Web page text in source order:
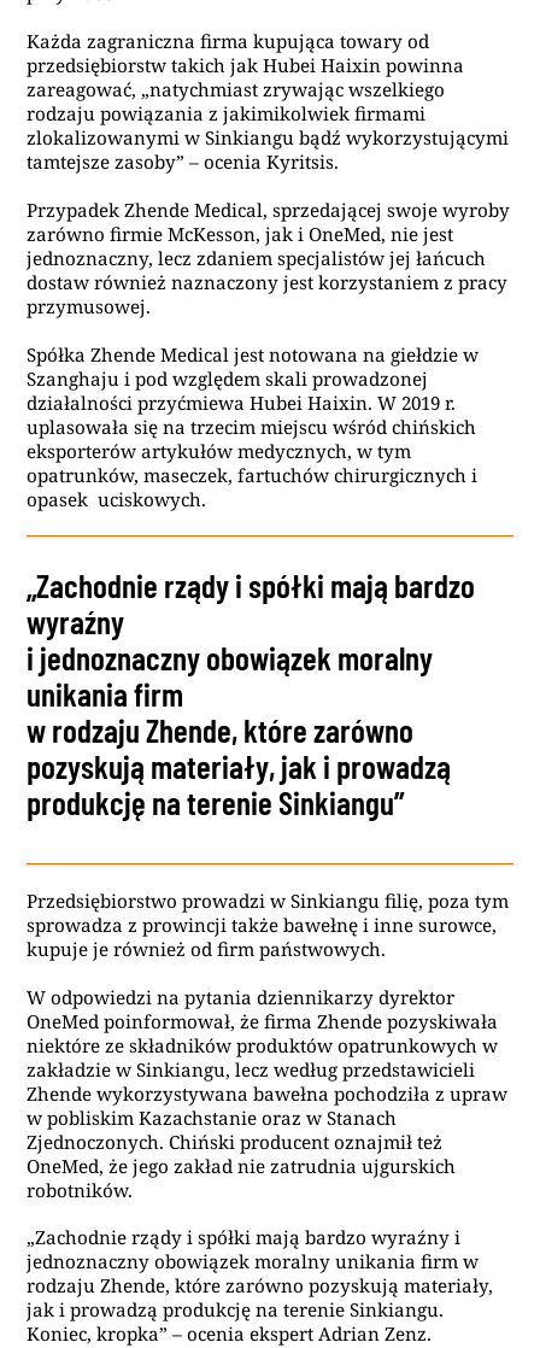
Każda zagraniczna firma kupująca towary od
przedsiębiorstw takich jak Hubei Haixin powinna
zareagować, „natychmiast zrywając wszelkiego
rodzaju powiązania z jakimikolwiek firmami
zlokalizowanymi w Sinkiangu bądź wykorzystującymi
tamtejsze zasoby” – ocenia Kyritsis.
Przypadek Zhende Medical, sprzedającej swoje wyroby
zarówno firmie McKesson, jak i OneMed, nie jest
jednoznaczny, lecz zdaniem specjalistów jej łańcuch
dostaw również naznaczony jest korzystaniem z pracy
przymusowej.
Spółka Zhende Medical jest notowana na giełdzie w
Szanghaju i pod względem skali prowadzonej
działalności przyćmiewa Hubei Haixin. W 2019 r.
uplasowała się na trzecim miejscu wśród chińskich
eksporterów artykułów medycznych, w tym
opatrunków, maseczek, fartuchów chirurgicznych i
opasek uciskowych.
„Zachodnie rządy i spółki mają bardzo
wyraźny
i jednoznaczny obowiązek moralny
unikania firm
w rodzaju Zhende, które zarówno
pozyskują materiały, jak i prowadzą
produkcję na terenie Sinkiangu”
Przedsiębiorstwo prowadzi w Sinkiangu filię, poza tym
sprowadza z prowincji także bawełnę i inne surowce,
kupuje je również od firm państwowych.
W odpowiedzi na pytania dziennikarzy dyrektor
OneMed poinformował, że firma Zhende pozyskiwała
niektóre ze składników produktów opatrunkowych w
zakładzie w Sinkiangu, lecz według przedstawicieli
Zhende wykorzystywana bawełna pochodziła z upraw
w pobliskim Kazachstanie oraz w Stanach
Zjednoczonych. Chiński producent oznajmił też
OneMed, że jego zakład nie zatrudnia ujgurskich
robotników.
„Zachodnie rządy i spółki mają bardzo wyraźny i
jednoznaczny obowiązek moralny unikania firm w
rodzaju Zhende, które zarówno pozyskują materiały,
jak i prowadzą produkcję na terenie Sinkiangu.
Koniec, kropka” – ocenia ekspert Adrian Zenz.